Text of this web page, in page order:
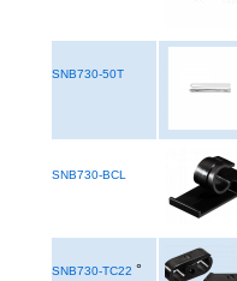
SNB730-50T
SNB730-BCL
SNB730-TC22 °